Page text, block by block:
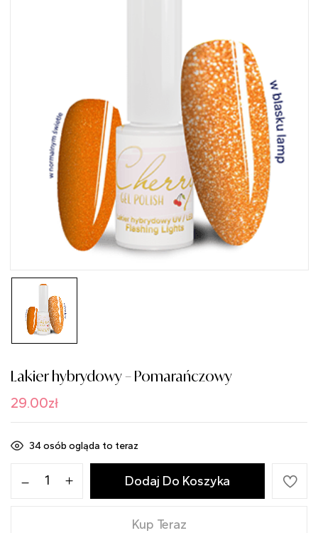
Lakier hybrydowy – Pomarańczowy
29.00zł
34osób ogląda to teraz
Dodaj Do Koszyka
Kup Teraz